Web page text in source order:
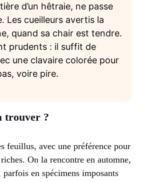
d’un hêtraie, ne passe
Les cueilleurs avertis la
quand sa chair est tendre.
prudents : il suffit de
une clavaire colorée pour
voire pire.
trouver ?
feuillus, avec une préférence pour
On la rencontre en automne,
en spécimens imposants